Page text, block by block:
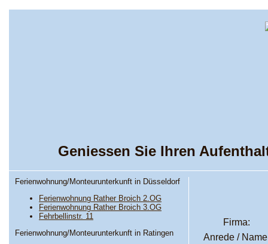
Geniessen Sie Ihren
Ferienwohnung/Monteurunterkunft in Düsseldorf
Ferienwohnung Rather Broich 2.OG
Ferienwohnung Rather Broich 3.OG
Fehrbellinstr. 11
Ferienwohnung/Monteurunterkunft in Ratingen
Firma:
Anrede/